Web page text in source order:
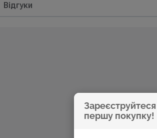
першу покупку!
Відгуки